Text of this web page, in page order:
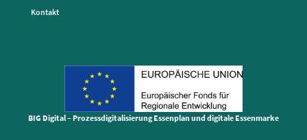
Kontakt
BIG Digital – Prozessdigitalisierung Essenplan und digitale Essenmarke